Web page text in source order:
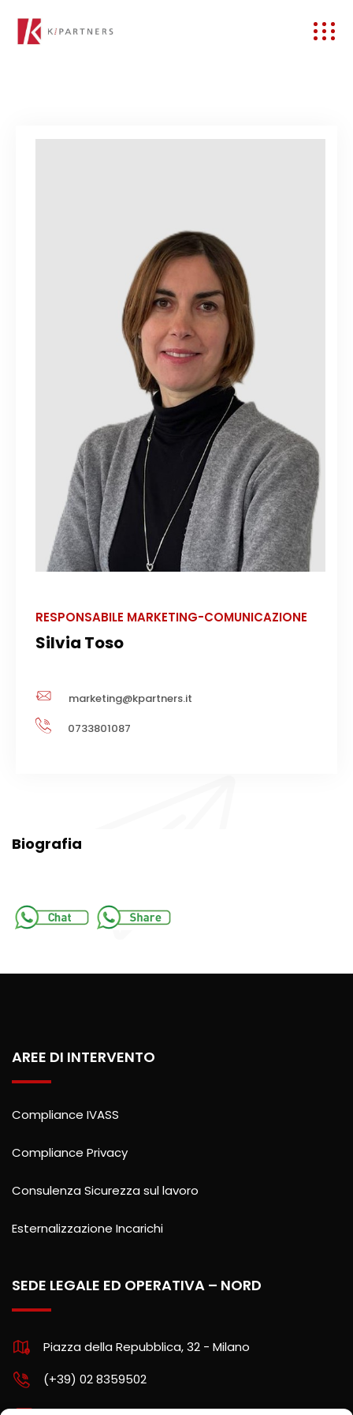
RESPONSABILE MARKETING-COMUNICAZIONE
Silvia Toso
marketing@kpartners.it
0733801087
Biografia
AREE DI INTERVENTO
Compliance IVASS
Compliance Privacy
Consulenza Sicurezza sul lavoro
Esternalizzazione Incarichi
SEDE LEGALE ED OPERATIVA – NORD
Piazza della Repubblica, 32 - Milano
(+39) 02 8359502